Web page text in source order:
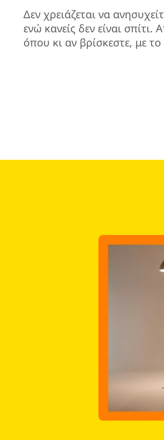
Δεν χρειάζεται να
ενώ κανείς δεν είναι
όπου κι αν βρίσκεστε, με